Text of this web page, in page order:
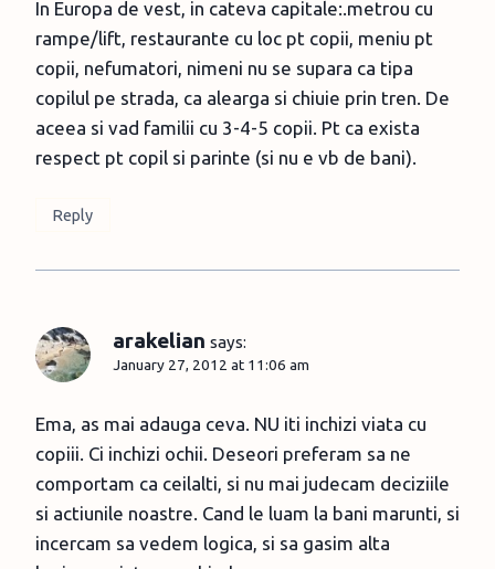
In Europa de vest, in cateva capitale:.metrou cu
rampe/lift, restaurante cu loc pt copii, meniu pt
copii, nefumatori, nimeni nu se supara ca tipa
copilul pe strada, ca alearga si chiuie prin tren. De
aceea si vad familii cu 3-4-5 copii. Pt ca exista
respect pt copil si parinte (si nu e vb de bani).
Reply
arakelian says:
January 27, 2012 at 11:06 am
Ema, as mai adauga ceva. NU iti inchizi viata cu
copiii. Ci inchizi ochii. Deseori preferam sa ne
comportam ca ceilalti, si nu mai judecam deciziile
si actiunile noastre. Cand le luam la bani marunti, si
incercam sa vedem logica, si sa gasim alta